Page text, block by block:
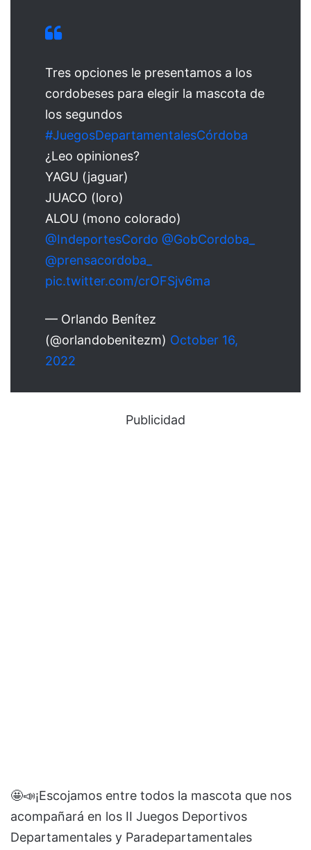
Tres opciones le presentamos a los
cordobeses para elegir la mascota de
los segundos
#JuegosDepartamentalesCórdoba
¿Leo opiniones?
YAGU (jaguar)
JUACO (loro)
ALOU (mono colorado)
@IndeportesCordo @GobCordoba_
@prensacordoba_
pic.twitter.com/crOFSjv6ma
— Orlando Benítez
(@orlandobenitezm) October 16,
2022
Publicidad
🤩📣¡Escojamos entre todos la mascota que nos
acompañará en los II Juegos Deportivos
Departamentales y Paradepartamentales